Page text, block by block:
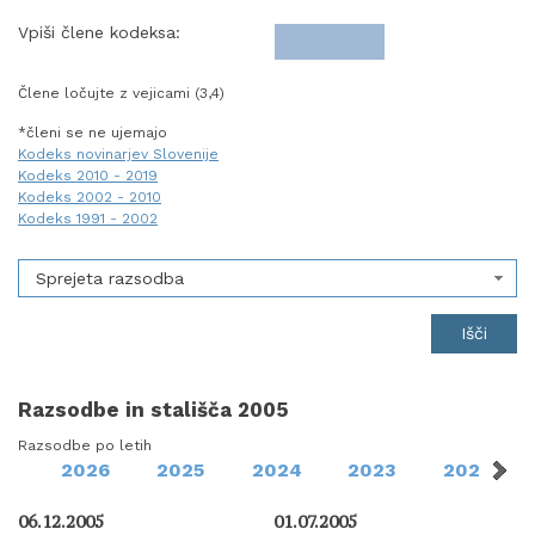
Vpiši člene kodeksa:
Člene ločujte z vejicami (3,4)
*členi se ne ujemajo
Kodeks novinarjev Slovenije
Kodeks 2010 - 2019
Kodeks 2002 - 2010
Kodeks 1991 - 2002
Sprejeta razsodba
Razsodbe in stališča 2005
Razsodbe po letih
2026 2025 2024 2023 2022
06.12.2005 01.07.2005